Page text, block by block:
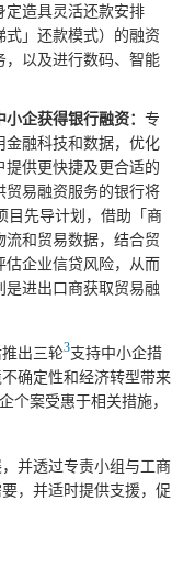
定造具灵活还款安排
式」还款模式）的融资
，以及进行数码、智能
企获得银行融资： 专
金融科技和数据，优化
提供更快捷及更合适的
贸易融资服务的银行将
目先导计划，借助「商
流和贸易数据，结合贸
企业信贷风险，从而
进出口商获取贸易融
出三轮3支持中小企措
确定性和经济转型带来
个案受惠于相关措施，
并透过专责小组与工商
，并适时提供支援，促